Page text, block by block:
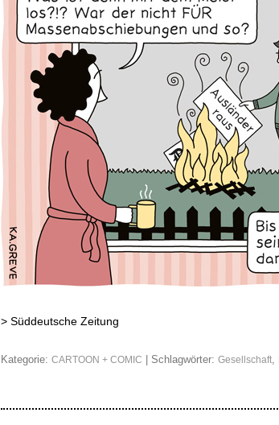
> Süddeutsche Zeitung
Kategorie: CARTOON + COMIC | Schlagwörter: Gesellschaft,